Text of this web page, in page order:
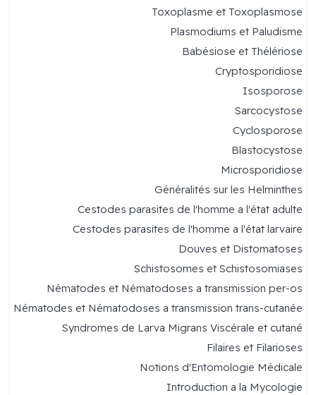
Toxoplasme et Toxoplasmose
Plasmodiums et Paludisme
Babésiose et Thélériose
Cryptosporidiose
Isosporose
Sarcocystose
Cyclosporose
Blastocystose
Microsporidiose
Généralités sur les Helminthes
Cestodes parasites de l'homme a l'état adulte
Cestodes parasites de l'homme a l'état larvaire
Douves et Distomatoses
Schistosomes et Schistosomiases
Nématodes et Nématodoses a transmission per-os
Nématodes et Nématodoses a transmission trans-cutanée
Syndromes de Larva Migrans Viscérale et cutané
Filaires et Filarioses
Notions d'Entomologie Médicale
Introduction a la Mycologie